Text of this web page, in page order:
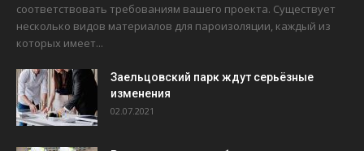
соответствовать требованиям вашего проекта. Существует
несколько видов материалов для пароизоляции, каждый из
которых имеет...
Заельцовский парк ждут серьёзные
изменения
02.07.2021